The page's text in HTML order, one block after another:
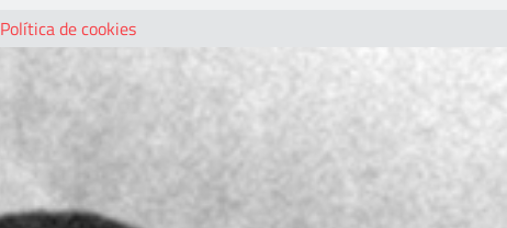
Política de cookies